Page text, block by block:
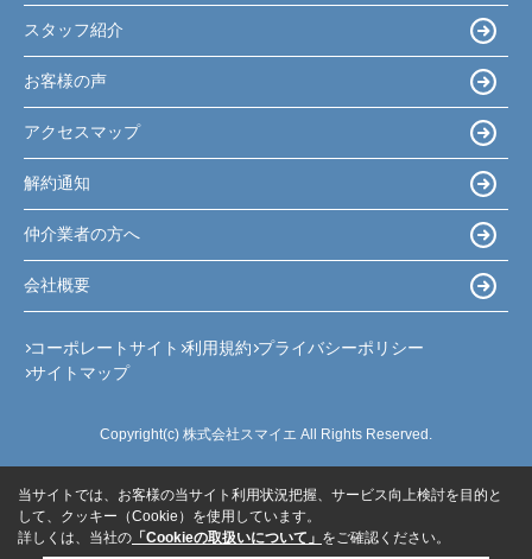
スタッフ紹介
お客様の声
アクセスマップ
解約通知
仲介業者の方へ
会社概要
コーポレートサイト 利用規約 プライバシーポリシー
サイトマップ
Copyright(c) 株式会社スマイエ All Rights Reserved.
当サイトでは、お客様の当サイト利用状況把握、サービス向上検討を目的と
して、クッキー（Cookie）を使用しています。
詳しくは、当社の 「Cookieの取扱いについて」 をご確認ください。